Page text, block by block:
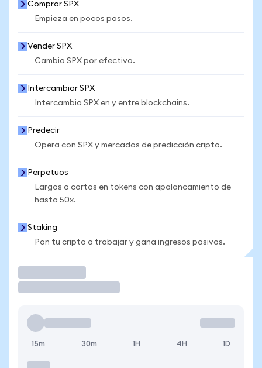
Comprar SPX
Empieza en pocos pasos.
Vender SPX
Cambia SPX por efectivo.
Intercambiar SPX
Intercambia SPX en y entre blockchains.
Predecir
Opera con SPX y mercados de predicción cripto.
Perpetuos
Largos o cortos en tokens con apalancamiento de
hasta 50x.
Staking
Pon tu cripto a trabajar y gana ingresos pasivos.
15m 30m 1H 4H 1D